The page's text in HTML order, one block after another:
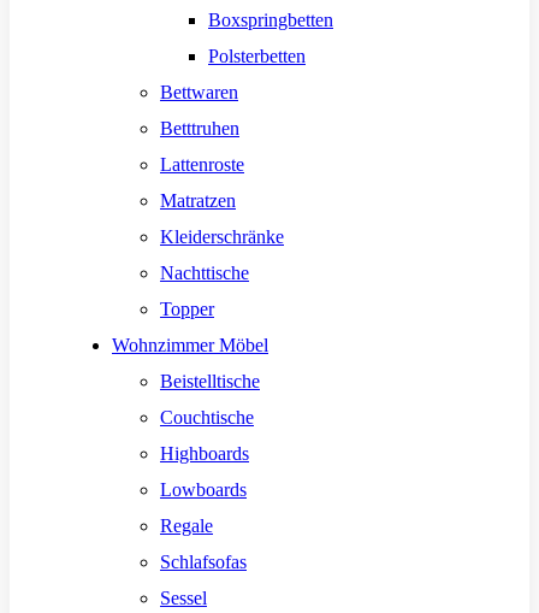
Boxspringbetten
Polsterbetten
Bettwaren
Betttruhen
Lattenroste
Matratzen
Kleiderschränke
Nachttische
Topper
Wohnzimmer Möbel
Beistelltische
Couchtische
Highboards
Lowboards
Regale
Schlafsofas
Sessel